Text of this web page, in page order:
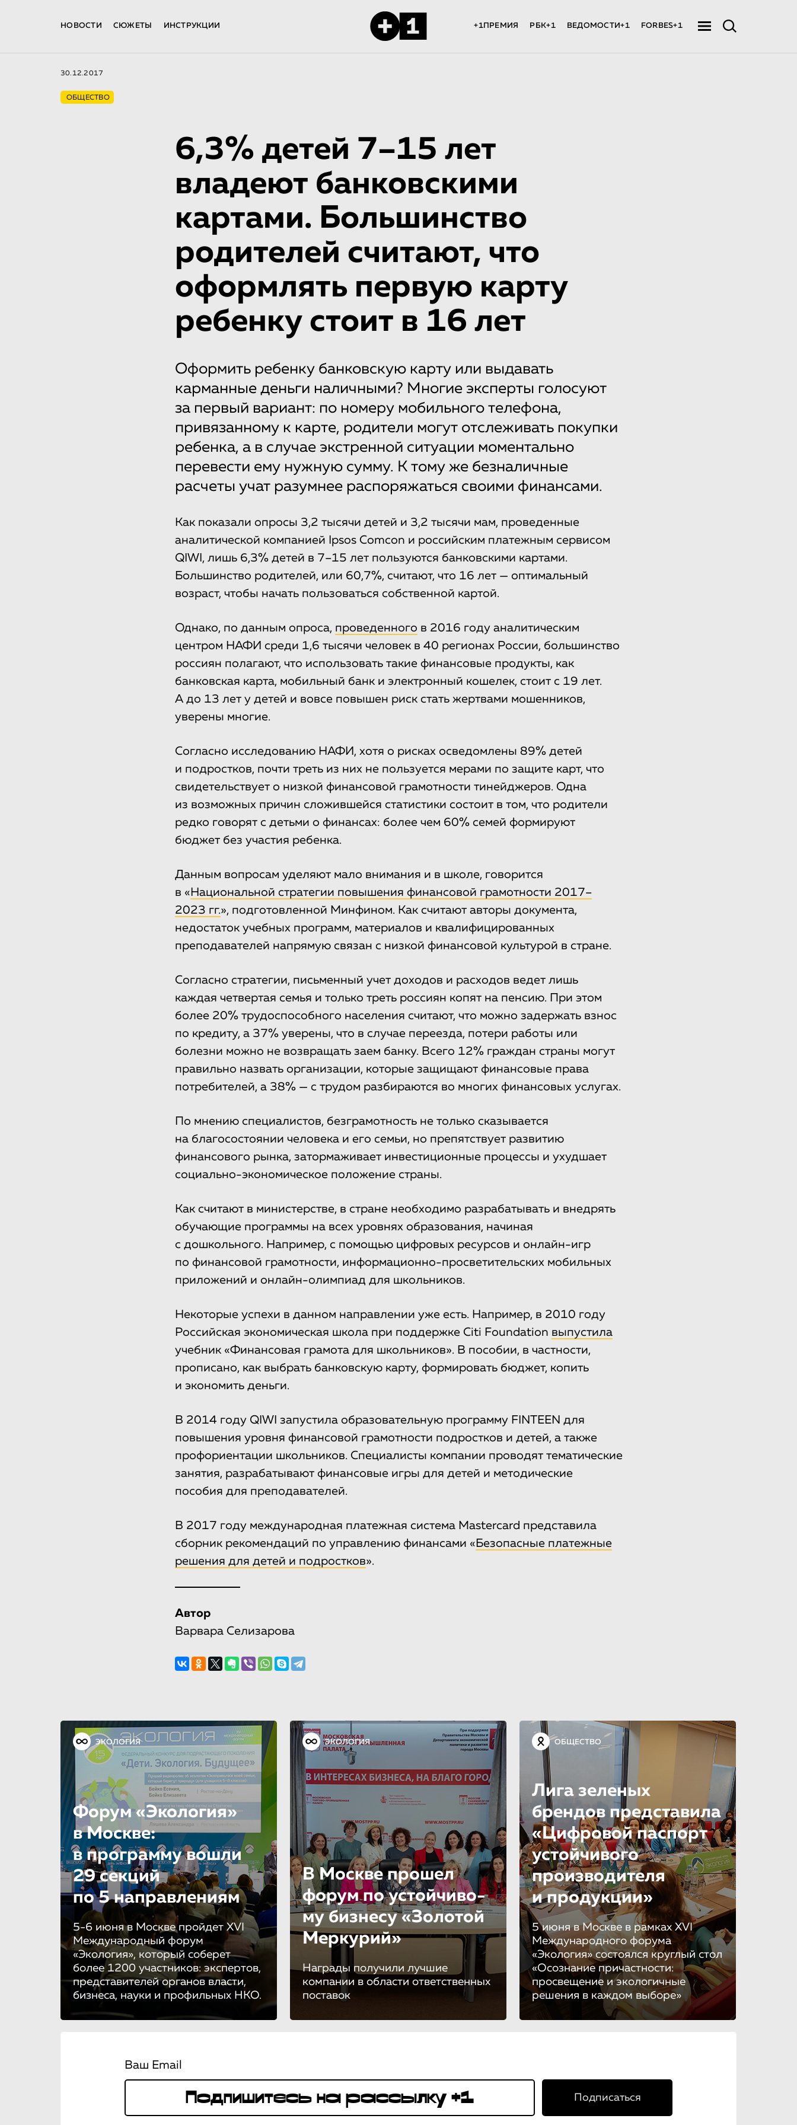
НОВОСТИ СЮЖЕТЫ ИНСТРУКЦИИ +1ПРЕМИЯ РБК+1 ВЕДОМОСТИ+1 FORBES+1
30.12.2017
ОБЩЕСТВО
6,3% детей 7–15 лет
владеют банковскими
картами. Большинство
родителей считают, что
оформлять первую карту
ребенку стоит в 16 лет
Оформить ребенку банковскую карту или выдавать
карманные деньги наличными? Многие эксперты голосуют
за первый вариант: по номеру мобильного телефона,
привязанному к карте, родители могут отслеживать покупки
ребенка, а в случае экстренной ситуации моментально
перевести ему нужную сумму. К тому же безналичные
расчеты учат разумнее распоряжаться своими финансами.
Как показали опросы 3,2 тысячи детей и 3,2 тысячи мам, проведенные
аналитической компанией Ipsos Comcon и российским платежным сервисом
QIWI, лишь 6,3% детей в 7–15 лет пользуются банковскими картами.
Большинство родителей, или 60,7%, считают, что 16 лет — оптимальный
возраст, чтобы начать пользоваться собственной картой.
Однако, по данным опроса, проведенного в 2016 году аналитическим
центром НАФИ среди 1,6 тысячи человек в 40 регионах России, большинство
россиян полагают, что использовать такие финансовые продукты, как
банковская карта, мобильный банк и электронный кошелек, стоит с 19 лет.
А до 13 лет у детей и вовсе повышен риск стать жертвами мошенников,
уверены многие.
Согласно исследованию НАФИ, хотя о рисках осведомлены 89% детей
и подростков, почти треть из них не пользуется мерами по защите карт, что
свидетельствует о низкой финансовой грамотности тинейджеров. Одна
из возможных причин сложившейся статистики состоит в том, что родители
редко говорят с детьми о финансах: более чем 60% семей формируют
бюджет без участия ребенка.
Данным вопросам уделяют мало внимания и в школе, говорится
в « Национальной стратегии повышения финансовой грамотности 2017–
2023 гг.», подготовленной Минфином. Как считают авторы документа,
недостаток учебных программ, материалов и квалифицированных
преподавателей напрямую связан с низкой финансовой культурой в стране.
Согласно стратегии, письменный учет доходов и расходов ведет лишь
каждая четвертая семья и только треть россиян копят на пенсию. При этом
более 20% трудоспособного населения считают, что можно задержать взнос
по кредиту, а 37% уверены, что в случае переезда, потери работы или
болезни можно не возвращать заем банку. Всего 12% граждан страны могут
правильно назвать организации, которые защищают финансовые права
потребителей, а 38% — с трудом разбираются во многих финансовых услугах.
По мнению специалистов, безграмотность не только сказывается
на благосостоянии человека и его семьи, но препятствует развитию
финансового рынка, затормаживает инвестиционные процессы и ухудшает
социально-экономическое положение страны.
Как считают в министерстве, в стране необходимо разрабатывать и внедрять
обучающие программы на всех уровнях образования, начиная
с дошкольного. Например, с помощью цифровых ресурсов и онлайн-игр
по финансовой грамотности, информационно-просветительских мобильных
приложений и онлайн-олимпиад для школьников.
Некоторые успехи в данном направлении уже есть. Например, в 2010 году
Российская экономическая школа при поддержке Citi Foundation выпустила
учебник «Финансовая грамота для школьников». В пособии, в частности,
прописано, как выбрать банковскую карту, формировать бюджет, копить
и экономить деньги.
В 2014 году QIWI запустила образовательную программу FINTEEN для
повышения уровня финансовой грамотности подростков и детей, а также
профориентации школьников. Специалисты компании проводят тематические
занятия, разрабатывают финансовые игры для детей и методические
пособия для преподавателей.
В 2017 году международная платежная система Mastercard представила
сборник рекомендаций по управлению финансами « Безопасные платежные
решения для детей и подростков».
Автор
Варвара Селизарова
ЭКОЛОГИЯ
Форум «Экология»
в Москве:
в программу вошли
29 секций
по 5 направле­ни­ям
5-6 июня в Москве пройдет XVI
Международный форум
«Экология», который соберет
более 1200 участников: экспертов,
представителей органов власти,
бизнеса, науки и профильных НКО.
ЭКОЛОГИЯ
В Москве прошел
форум по устойчиво­
му бизнесу «Золотой
Меркурий»
Награды получили лучшие
компании в области ответственных
поставок
ОБЩЕСТВО
Лига зеленых
брендов представила
«Цифровой паспорт
устойчивого
производителя
и продукции»
5 июня в Москве в рамках XVI
Международного форума
«Экология» состоялся круглый стол
«Осознание причастности:
просвещение и экологичные
решения в каждом выборе»
Ваш Email
Подписаться